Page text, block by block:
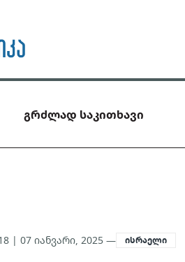
გრძლად საკითხავი
| 07 იანვარი, 2025 — ისრაელი